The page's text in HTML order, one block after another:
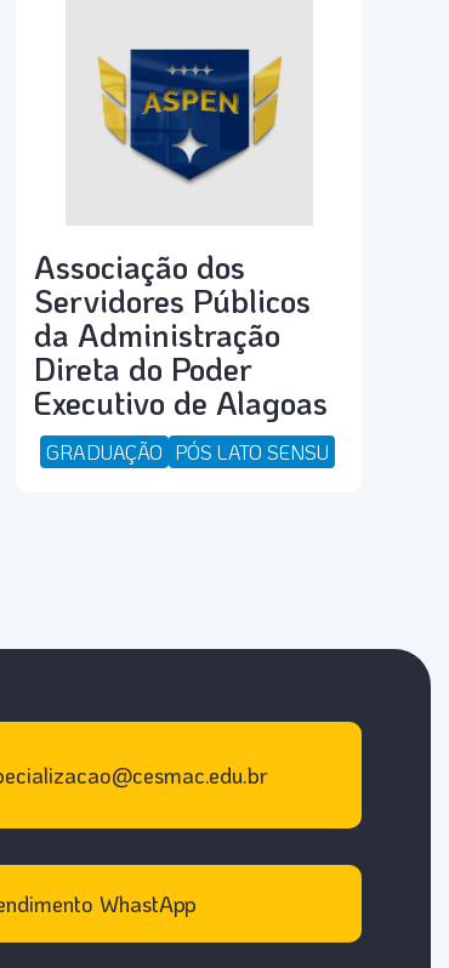
Associação dos
Servidores Públicos
da Administração
Direta do Poder
Executivo de Alagoas
GRADUAÇÃO PÓS LATO SENSU
WhastApp